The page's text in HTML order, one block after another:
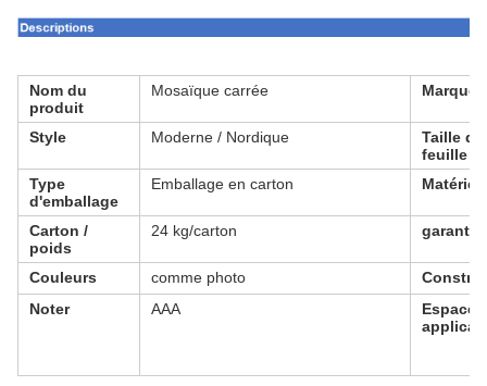
Nom du
produit
Mosaïque carrée Marque
Style Moderne / Nordique
Taille de
feuille
Type
d'emballage
Emballage en carton Matériel
Carton /
poids
24 kg/carton garantie
Couleurs comme photo
Noter
AAA
Espace